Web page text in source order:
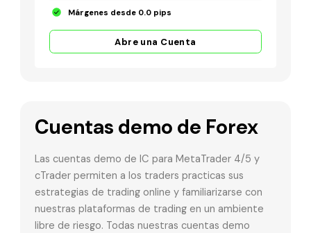
Márgenes desde 0.0 pips
Abre una Cuenta
Cuentas demo de Forex
Las cuentas demo de IC para MetaTrader 4/5 y
cTrader permiten a los traders practicas sus
estrategias de trading online y familiarizarse con
nuestras plataformas de trading en un ambiente
libre de riesgo. Todas nuestras cuentas demo